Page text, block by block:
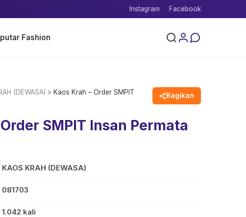
Instagram Facebook
Fashion
(DEWASA) » Kaos Krah – Order SMPIT
Bagikan
SMPIT Insan Permata
KAOS KRAH (DEWASA)
081703
1.042 kali